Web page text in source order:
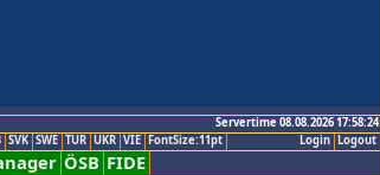
Servertime 08.08.2026 17:58:24
Logout
Login
SVK SWE TUR UKR VIE FontSize:11pt
ÖSB FIDE